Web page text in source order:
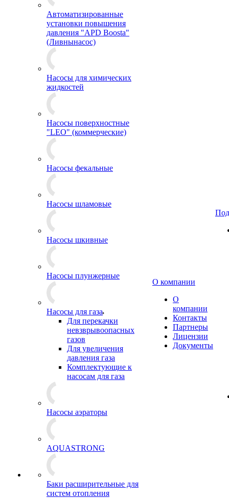
Автоматизированные
установки повышения
давления "APD Boosta"
(Ливнынасос)
Насосы для химических
жидкостей
Насосы поверхностные
"LEO" (коммерческие)
Насосы фекальные
Насосы шламовые
Насосы шкивные
Насосы плунжерные
Насосы для газа
Для перекачки
невзврывоопасных
газов
Для увеличения
давления газа
Комплектующие к
насосам для газа
Насосы аэраторы
AQUASTRONG
Баки расширительные для
систем отопления
О компании
О
компании
Контакты
Партнеры
Лицензии
Документы